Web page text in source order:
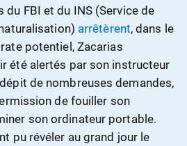
du FBI et du INS (Service de
arrêtèrent, dans le
potentiel, Zacarias
été alertés par son instructeur
de nombreuses demandes,
de fouiller son
son ordinateur portable.
pu révéler au grand jour le